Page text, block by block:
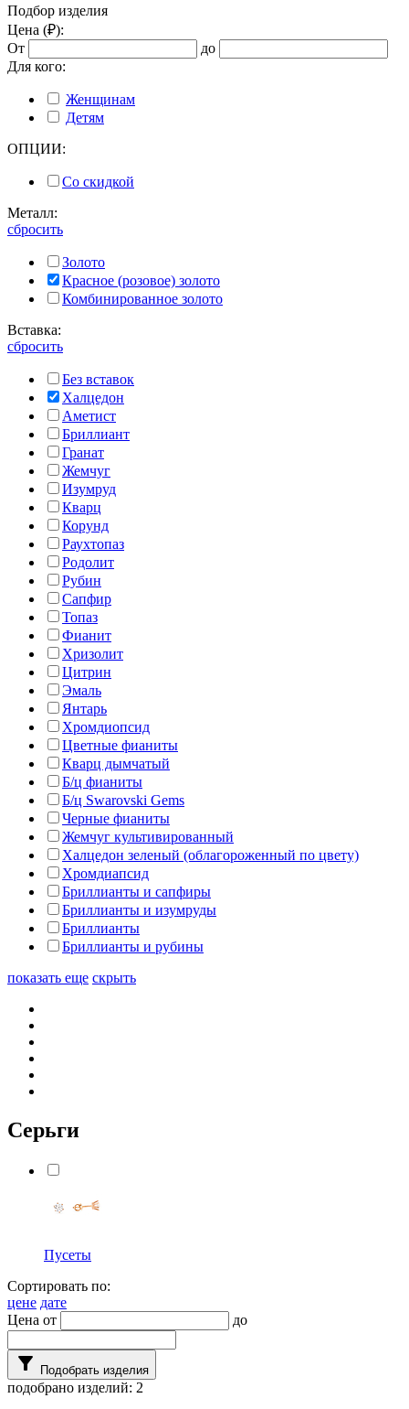
Подбор изделия
Цена (₽):
От
до
Для кого:
Женщинам
Детям
ОПЦИИ:
Со скидкой
Металл:
сбросить
Золото
Красное (розовое) золото
Комбинированное золото
Вставка:
сбросить
Без вставок
Халцедон
Аметист
Бриллиант
Гранат
Жемчуг
Изумруд
Кварц
Корунд
Раухтопаз
Родолит
Рубин
Сапфир
Топаз
Фианит
Хризолит
Цитрин
Эмаль
Янтарь
Хромдиопсид
Цветные фианиты
Кварц дымчатый
Б/ц фианиты
Б/ц Swarovski Gems
Черные фианиты
Жемчуг культивированный
Халцедон зеленый (облагороженный по цвету)
Хромдиапсид
Бриллианты и сапфиры
Бриллианты и изумруды
Бриллианты
Бриллианты и рубины
показать еще скрыть
Серьги
Пусеты
Сортировать по:
цене дате
Цена от
до
filter_alt Подобрать изделия
подобрано изделий: 2